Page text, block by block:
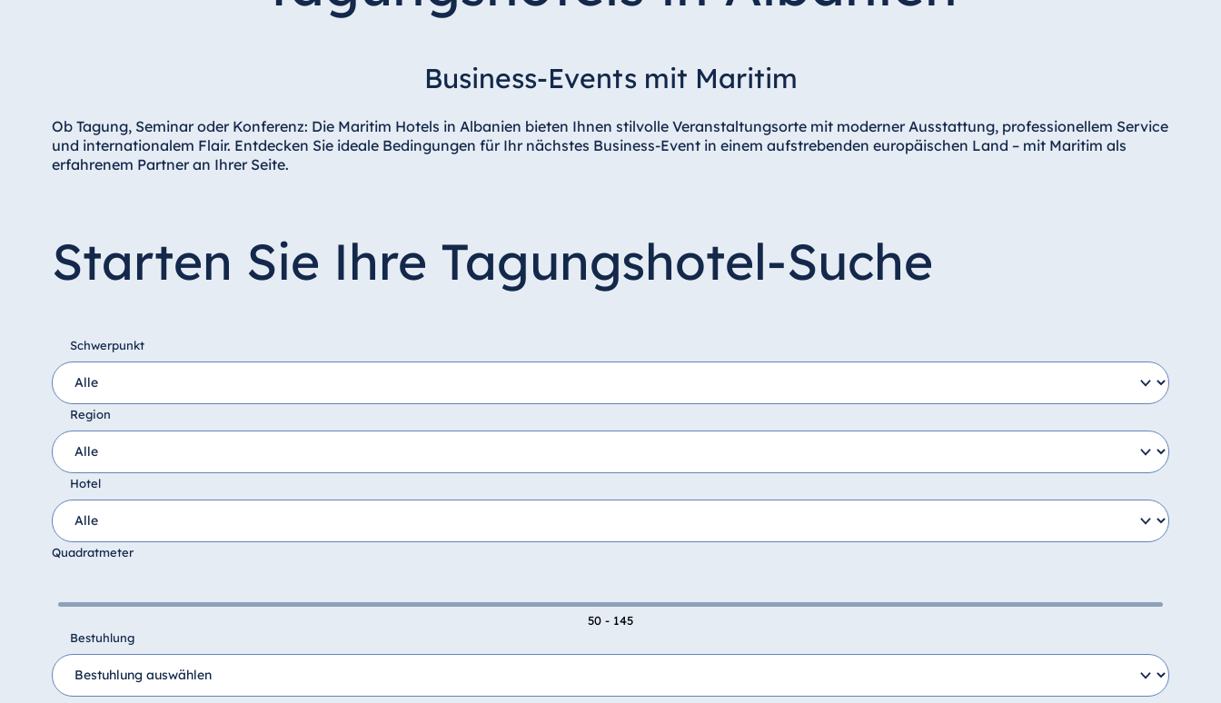
Hotel am Schlossgarten Fulda
Hotel Köln
Hotel Königswinter
Hotel Magdeburg
Seehotel Timmendorfer Strand
Hotel Ulm
Hotel Würzburg
Hotel Plaza Tirana
Resort Marina Bay
Business-Events mit Maritim
Ob Tagung, Seminar oder Konferenz: Die Maritim Hotels in Albanien bieten Ihnen stilvolle Veranstaltungsorte mit moderner Ausstattung, professionellem Service
und internationalem Flair. Entdecken Sie ideale Bedingungen für Ihr nächstes Business-Event in einem aufstrebenden europäischen Land – mit Maritim als
erfahrenem Partner an Ihrer Seite.
Starten Sie Ihre Tagungshotel-Suche
Schwerpunkt
Region
Hotel
Quadratmeter
50 - 145
Bestuhlung